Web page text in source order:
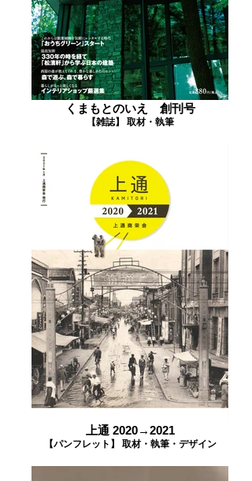
くまもとのいえ 創刊号
【雑誌】 取材・執筆
上通 2020→2021
【パンフレット】 取材・執筆・デザイン